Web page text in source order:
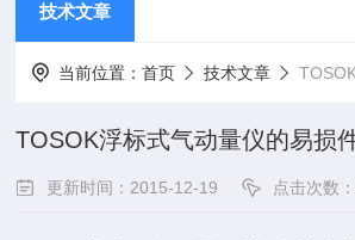
技术文章
当前位置：首页 技术文章 TOSOK
TOSOK浮标式气动量仪的易损
更新时间：2015-12-19 点击次数